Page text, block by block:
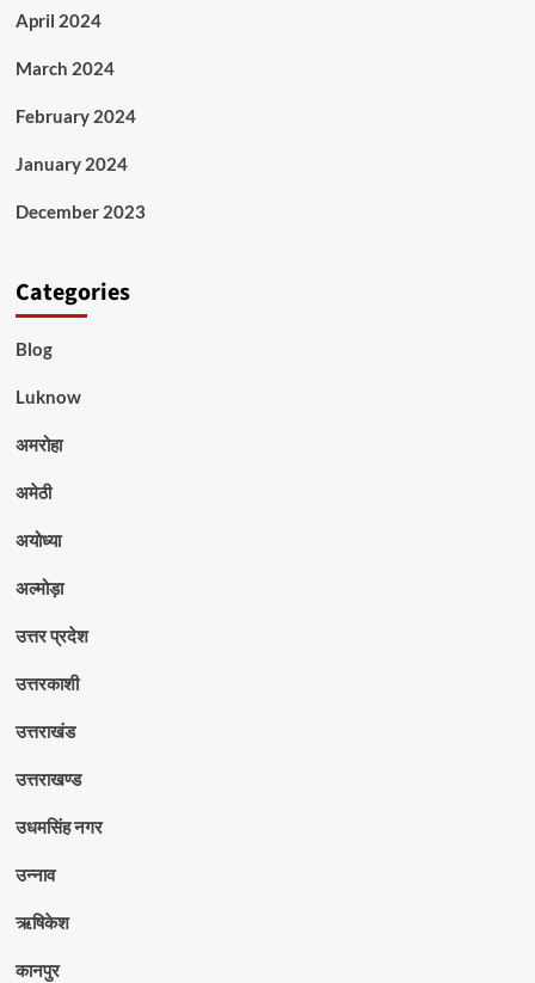
April 2024
March 2024
February 2024
January 2024
December 2023
Categories
Blog
Luknow
अमरोहा
अमेठी
अयोध्या
अल्मोड़ा
उत्तर प्रदेश
उत्तरकाशी
उत्तराखंड
उत्तराखण्ड
उधमसिंह नगर
उन्नाव
ऋषिकेश
कानपुर